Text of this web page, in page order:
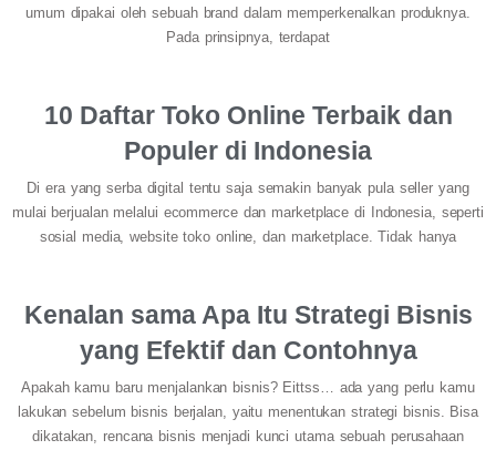
umum dipakai oleh sebuah brand dalam memperkenalkan produknya.
Pada prinsipnya, terdapat
10 Daftar Toko Online Terbaik dan
Populer di Indonesia
Di era yang serba digital tentu saja semakin banyak pula seller yang
mulai berjualan melalui ecommerce dan marketplace di Indonesia, seperti
sosial media, website toko online, dan marketplace. Tidak hanya
Kenalan sama Apa Itu Strategi Bisnis
yang Efektif dan Contohnya
Apakah kamu baru menjalankan bisnis? Eittss… ada yang perlu kamu
lakukan sebelum bisnis berjalan, yaitu menentukan strategi bisnis. Bisa
dikatakan, rencana bisnis menjadi kunci utama sebuah perusahaan